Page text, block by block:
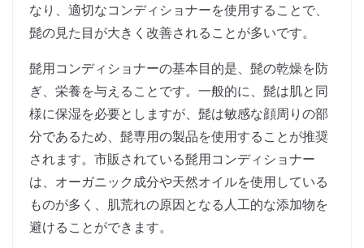
なり、適切なコンディショナーを使用することで、
髭の見た目が大きく改善されることが多いです。
髭用コンディショナーの基本目的是、髭の乾燥を防
ぎ、栄養を与えることです。一般的に、髭は肌と同
様に保湿を必要としますが、髭は敏感な顔周りの部
分であるため、髭専用の製品を使用することが推奨
されます。市販されている髭用コンディショナー
は、オーガニック成分や天然オイルを使用している
ものが多く、肌荒れの原因となる人工的な添加物を
避けることができます。